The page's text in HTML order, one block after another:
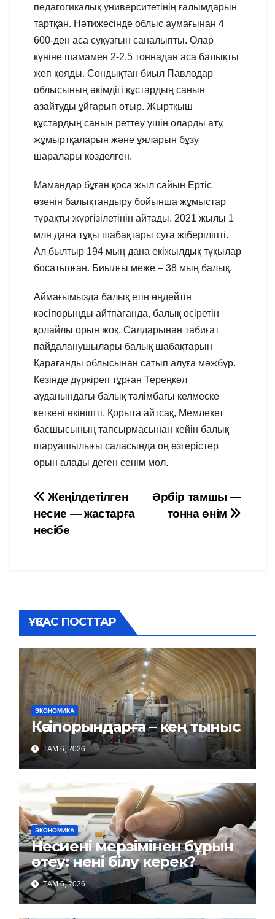
педагогикалық университетінің ғалымдарын
тартқан. Нәтижесінде облыс аумағынан 4
600-ден аса суқұзғын саналыпты. Олар
күніне шамамен 2-2,5 тоннадан аса балықты
жеп қояды. Сондықтан биыл Павлодар
облысының әкімдігі құстардың санын
азайтуды ұйғарып отыр. Жыртқыш
құстардың санын реттеу үшін оларды ату,
жұмыртқаларын және ұяларын бұзу
шаралары көзделген.
Мамандар бұған қоса жыл сайын Ертіс
өзенін балықтандыру бойынша жұмыстар
тұрақты жүргізілетінін айтады. 2021 жылы 1
млн дана тұқы шабақтары суға жіберіліпті.
Ал былтыр 194 мың дана екіжылдық тұқылар
босатылған. Биылғы меже – 38 мың балық.
Аймағымызда балық етін өңдейтін
кәсіпорынды айтпағанда, балық өсіретін
қолайлы орын жоқ. Салдарынан табиғат
пайдаланушылары балық шабақтарын
Қарағанды облысынан сатып алуға мәжбүр.
Кезінде дүркіреп тұрған Тереңкөл
ауданындағы балық тәлімбағы келмеске
кеткені өкінішті. Қорыта айтсақ, Мемлекет
басшысының тапсырмасынан кейін балық
шаруашылығы саласында оң өзгерістер
орын алады деген сенім мол.
Навигация
по
Әрбір тамшы —
тонна өнім
Жеңілдетілген
несие — жастарға
несібе
ҰҚСАС ПОСТТАР
ЭКОНОМИКА
Кәсіпорындарға – кең тыныс
ТАМ 6, 2026
ЭКОНОМИКА
Несиені мерзімінен бұрын
өтеу: нені білу керек?
ТАМ 6, 2026